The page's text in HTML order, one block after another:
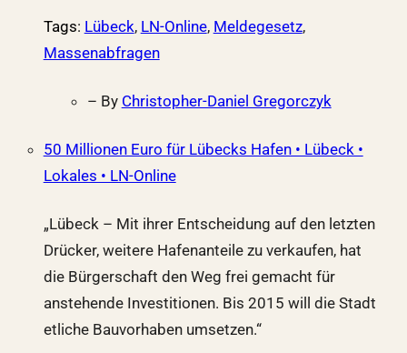
Tags: Lübeck, LN-Online, Meldegesetz,
Massenabfragen
– By Christopher-Daniel Gregorczyk
50 Millionen Euro für Lübecks Hafen • Lübeck •
Lokales • LN-Online
„Lübeck – Mit ihrer Entscheidung auf den letzten
Drücker, weitere Hafenanteile zu verkaufen, hat
die Bürgerschaft den Weg frei gemacht für
anstehende Investitionen. Bis 2015 will die Stadt
etliche Bauvorhaben umsetzen.“